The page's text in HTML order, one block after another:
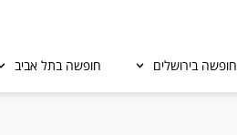
חופשה בירושלים חופשה בתל אביב